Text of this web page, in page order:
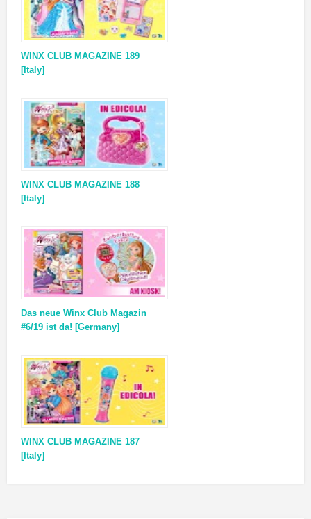
WINX CLUB MAGAZINE 189
[Italy]
WINX CLUB MAGAZINE 188
[Italy]
Das neue Winx Club Magazin
#6/19 ist da! [Germany]
WINX CLUB MAGAZINE 187
[Italy]